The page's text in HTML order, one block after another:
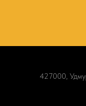
427000,